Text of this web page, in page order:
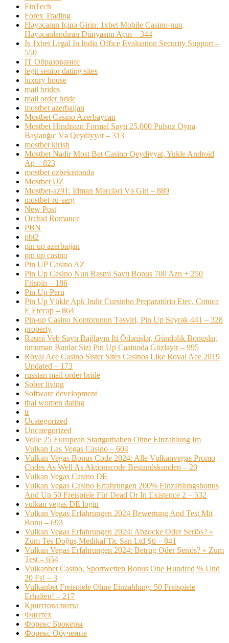
FinTech
Forex Trading
Həyəcanın Içinə Girin: 1xbet Mobile Casino-nun
Həyəcanlandıran Dünyasını Açın – 344
Is 1xbet Legal In India Office Evaluation Security Support –
550
IT Образование
legit senior dating sites
luxury house
mail brides
mail order bride
mostbet azerbaijan
Mostbet Casino Azerbaycan
Mostbet Hindistan Formal Saytı 25,000 Pulsuz Oyna
Başlanğıc Və Qeydiyyat – 313
mostbet kirish
Mostbet Nadir Most Bet Casino Qeydiyyat, Yukle Android
Ap – 823
mostbet ozbekistonda
Mostbet UZ
Mostbet-az91: İdman Mərcləri Və Giri – 889
mostbet-ru-serg
New Post
Orchid Romance
PBN
pbt2
pin up azerbaijan
pin up casino
Pin UP Casino AZ
Pin Up Casino Nun Rəsmi Saytı Bonus 700 Azn + 250
Frispin – 186
Pin Up Peru
Pin Up Yükle Apk Indir Cursinho Preparatório Etec, Cotuca
E Etecap – 864
Pin-up Casino Kontorunun Təsviri, Pin Up Seyrək 441 – 328
property
Rəsmi Veb Saytı Bağlayın️ Iti Ödənişlər, Gündəlik Bonuslar,
ümumən Bunlar Sizi Pin Up Casinoda Gözləyir – 995
Royal Ace Casino Sister Sites Casinos Like Royal Ace 2019
Updated – 173
russian mail order bride
Sober living
Software development
thai women dating
tr
Ucategorized
Uncategorized
Volle 25 European Startguthaben Ohne Einzahlung Im
Vulkan Las Vegas Casino – 604
Vulkan Vegas Bonus Code 2024: Alle Vulkanvegas Promo
Codes As Well As Aktionscode Bestandskunden – 20
Vulkan Vegas Casino DE
Vulkan Vegas Casino Erfahrungen 200% Einzahlungsbonus
And Up 50 Freispiele Für Dead Or In Existence 2 – 532
vulkan vegas DE login
Vulkan Vegas Erfahrungen 2024 Bewertung And Test Mit
Bonu – 693
Vulkan Vegas Erfahrungen 2024: Abzocke Oder Seriös? »
Zum Tes Doğuş Medikal Tic San Ltd Şti – 841
Vulkan Vegas Erfahrungen 2024: Betrug Oder Seriös? » Zum
Test – 654
Vulkanbet Casino, Sportwetten Bonus One Hundred % Und
20 Fs! – 3
Vulkanbet Freispiele Ohne Einzahlung: 50 Freispiele
Erhalten! – 217
Криптовалюты
Финтех
Форекс Брокеры
Форекс Обучение